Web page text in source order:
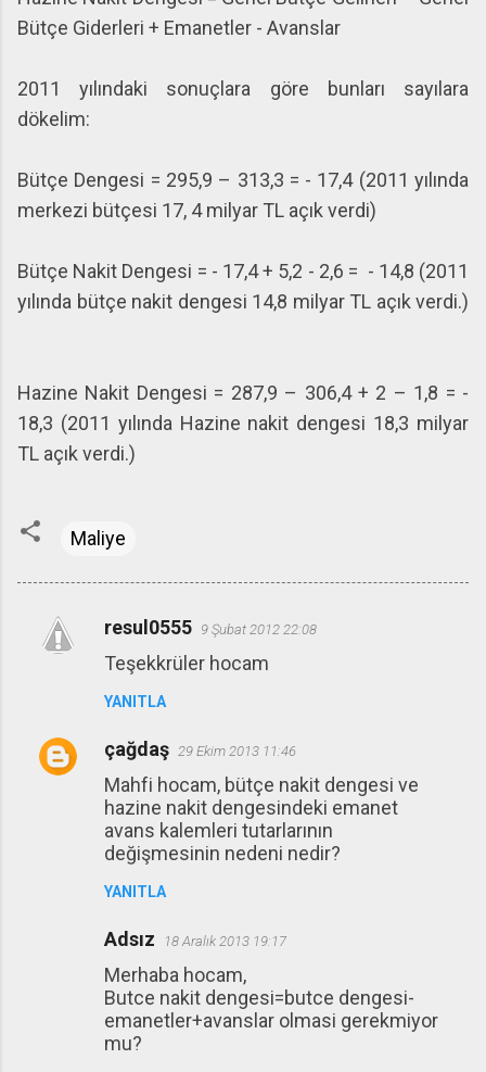
Bütçe Giderleri + Emanetler - Avanslar
2011 yılındaki sonuçlara göre bunları sayılara
dökelim:
Bütçe Dengesi = 295,9 – 313,3 = - 17,4 (2011 yılında
merkezi bütçesi 17, 4 milyar TL açık verdi)
Bütçe Nakit Dengesi = - 17,4 + 5,2 - 2,6 = - 14,8 (2011
yılında bütçe nakit dengesi 14,8 milyar TL açık verdi.)
Hazine Nakit Dengesi = 287,9 – 306,4 + 2 – 1,8 = -
18,3 (2011 yılında Hazine nakit dengesi 18,3 milyar
TL açık verdi.)
Maliye
Y
m
resul0555 9 Şubat 2012 22:08
Teşekkrüler hocam
YANITLA
çağdaş 29 Ekim 2013 11:46
Mahfi hocam, bütçe nakit dengesi ve
hazine nakit dengesindeki emanet
avans kalemleri tutarlarının
değişmesinin nedeni nedir?
YANITLA
Adsız 18 Aralık 2013 19:17
Merhaba hocam,
Butce nakit dengesi=butce dengesi-
emanetler+avanslar olmasi gerekmiyor
mu?